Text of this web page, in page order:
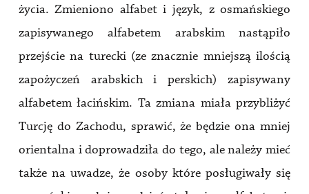
życia. Zmieniono alfabet i język, z osmańskiego
zapisywanego alfabetem arabskim nastąpiło
przejście na turecki (ze znacznie mniejszą ilością
zapożyczeń arabskich i perskich) zapisywany
alfabetem łacińskim. Ta zmiana miała przybliżyć
Turcję do Zachodu, sprawić, że będzie ona mniej
orientalna i doprowadziła do tego, ale należy mieć
także na uwadze, że osoby które posługiwały się